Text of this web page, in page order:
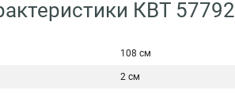
КВТ 57792
108 см
2 см